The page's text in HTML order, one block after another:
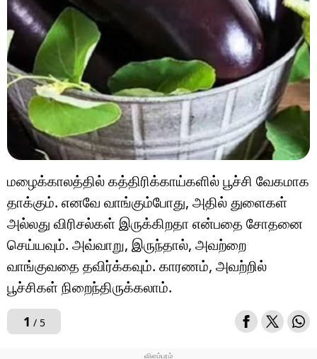
மழைக்காலத்தில் கத்திரிக்காய்களில் பூச்சி வேகமாக
தாக்கும். எனவே வாங்கும்போது, அதில் துளைகள்
அல்லது விரிசல்கள் இருக்கிறதா என்பதை சோதனை
செய்யவும். அவ்வாறு, இருந்தால், அவற்றை
வாங்குவதை தவிர்க்கவும். காரணம், அவற்றில்
பூச்சிகள் நிறைந்திருக்கலாம்.
1 / 5